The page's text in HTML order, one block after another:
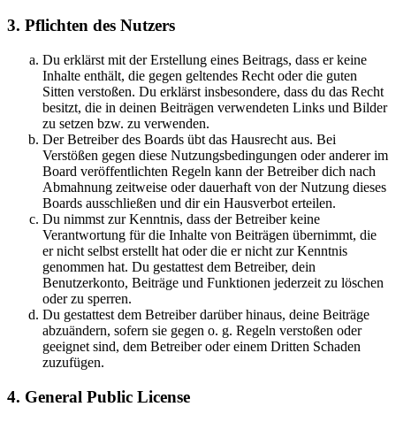
3. Pflichten des Nutzers
Du erklärst mit der Erstellung eines Beitrags, dass er keine
Inhalte enthält, die gegen geltendes Recht oder die guten
Sitten verstoßen. Du erklärst insbesondere, dass du das Recht
besitzt, die in deinen Beiträgen verwendeten Links und Bilder
zu setzen bzw. zu verwenden.
Der Betreiber des Boards übt das Hausrecht aus. Bei
Verstößen gegen diese Nutzungsbedingungen oder anderer im
Board veröffentlichten Regeln kann der Betreiber dich nach
Abmahnung zeitweise oder dauerhaft von der Nutzung dieses
Boards ausschließen und dir ein Hausverbot erteilen.
Du nimmst zur Kenntnis, dass der Betreiber keine
Verantwortung für die Inhalte von Beiträgen übernimmt, die
er nicht selbst erstellt hat oder die er nicht zur Kenntnis
genommen hat. Du gestattest dem Betreiber, dein
Benutzerkonto, Beiträge und Funktionen jederzeit zu löschen
oder zu sperren.
Du gestattest dem Betreiber darüber hinaus, deine Beiträge
abzuändern, sofern sie gegen o. g. Regeln verstoßen oder
geeignet sind, dem Betreiber oder einem Dritten Schaden
zuzufügen.
4. General Public License